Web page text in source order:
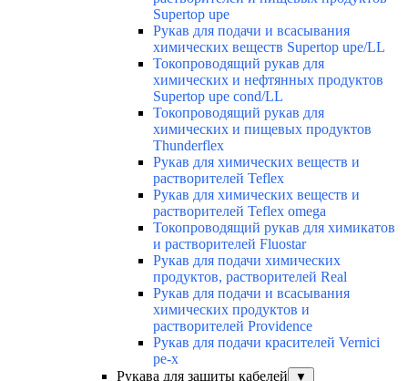
Supertop upe
Рукав для подачи и всасывания
химических веществ Supertop upe/LL
Токопроводящий рукав для
химических и нефтянных продуктов
Supertop upe cond/LL
Токопроводящий рукав для
химических и пищевых продуктов
Thunderflex
Рукав для химических веществ и
растворителей Teflex
Рукав для химических веществ и
растворителей Teflex omega
Токопроводящий рукав для химикатов
и растворителей Fluostar
Рукав для подачи химических
продуктов, растворителей Real
Рукав для подачи и всасывания
химических продуктов и
растворителей Providence
Рукав для подачи красителей Vernici
pe-x
Рукава для защиты кабелей
▼